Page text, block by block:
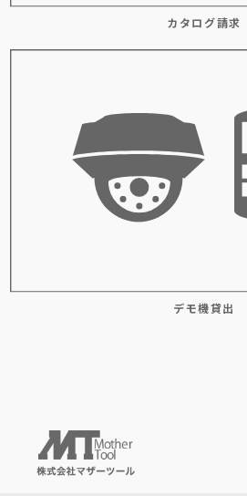
カタログ請求
デモ機貸出